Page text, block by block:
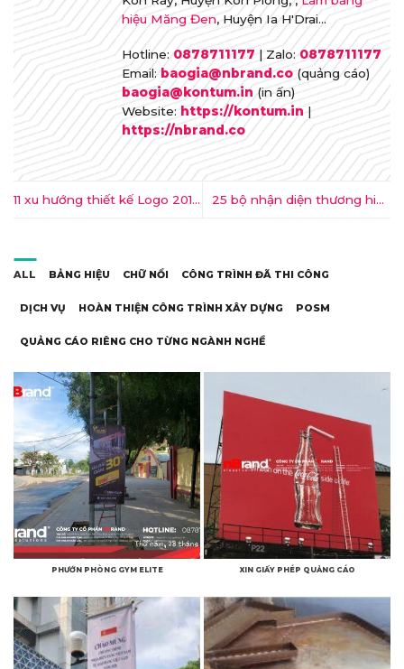
hiệu Măng Đen, Huyện Ia H'Drai...
Hotline:0878711177 | Zalo:0878711177
Email:baogia@nbrand.co (quảng cáo)
baogia@kontum.in (in ấn)
Website: https://kontum.in |
https://nbrand.co
11 xu hướng thiết kế Logo 2015
25 bộ nhận diện thương hiệu
ALL BẢNG HIỆU CHỮ NỔI CÔNG TRÌNH ĐÃ THI CÔNG
DỊCH VỤ HOÀN THIỆN CÔNG TRÌNH XÂY DỰNG POSM
QUẢNG CÁO RIÊNG CHO TỪNG NGÀNH NGHỀ
PHƯỚN PHÒNG GYM ELITE XIN GIẤY PHÉP QUẢNG CÁO